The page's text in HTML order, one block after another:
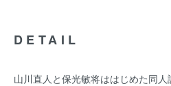
DETAIL
山川直人と保光敏将ははじめた同人